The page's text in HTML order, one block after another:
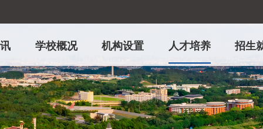
学校概况 机构设置 人才培养 招生